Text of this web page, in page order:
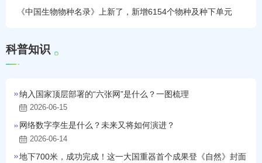
《中国生物物种名录》上新了，新增6154个物种及种下单元
科普知识
纳入国家顶层部署的“六张网”是什么？一图梳理
2026-06-15
网络数字孪生是什么？未来又将如何演进？
2026-06-14
地下700米，成功完成！这一大国重器首个成果登《自然》封面